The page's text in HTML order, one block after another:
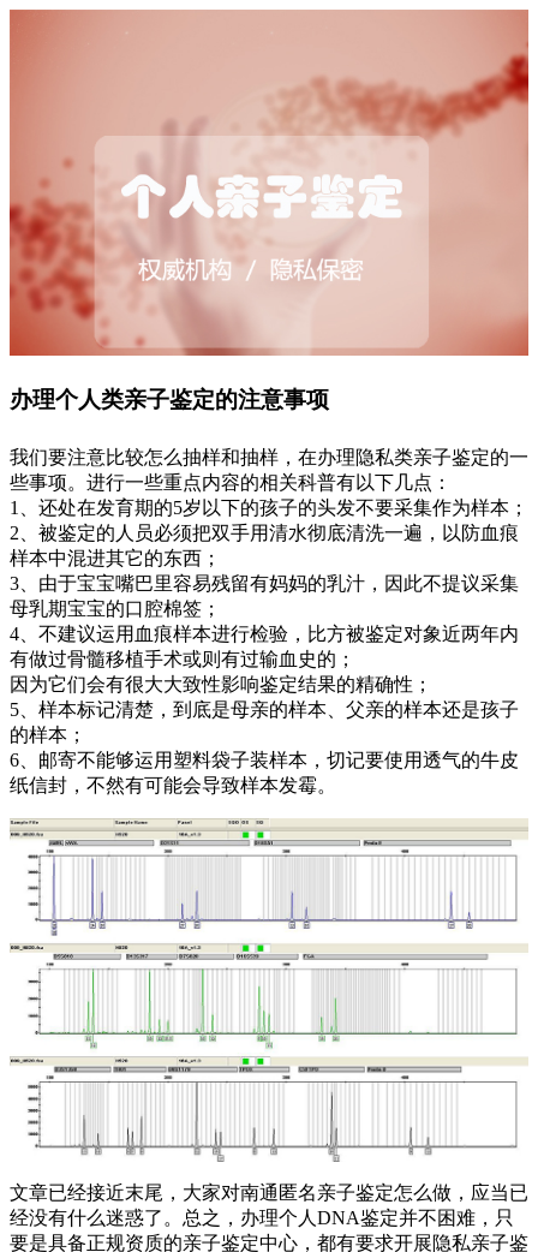
办理个人类亲子鉴定的注意事项
我们要注意比较怎么抽样和抽样，在办理隐私类亲子鉴定的一
些事项。进行一些重点内容的相关科普有以下几点：
1、还处在发育期的5岁以下的孩子的头发不要采集作为样本；
2、被鉴定的人员必须把双手用清水彻底清洗一遍，以防血痕
样本中混进其它的东西；
3、由于宝宝嘴巴里容易残留有妈妈的乳汁，因此不提议采集
母乳期宝宝的口腔棉签；
4、不建议运用血痕样本进行检验，比方被鉴定对象近两年内
有做过骨髓移植手术或则有过输血史的；
因为它们会有很大大致性影响鉴定结果的精确性；
5、样本标记清楚，到底是母亲的样本、父亲的样本还是孩子
的样本；
6、邮寄不能够运用塑料袋子装样本，切记要使用透气的牛皮
纸信封，不然有可能会导致样本发霉。
文章已经接近末尾，大家对南通匿名亲子鉴定怎么做，应当已
经没有什么迷惑了。总之，办理个人DNA鉴定并不困难，只
要是具备正规资质的亲子鉴定中心，都有要求开展隐私亲子鉴